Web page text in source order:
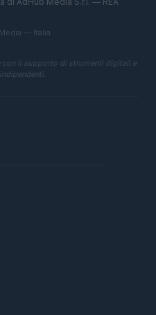
— Italia
con il supporto di strumenti digitali e